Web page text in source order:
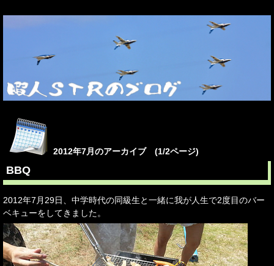
2012年7月のアーカイブ (1/2ページ)
BBQ
2012年7月29日、中学時代の同級生と一緒に我が人生で2度目のバー
ベキューをしてきました。